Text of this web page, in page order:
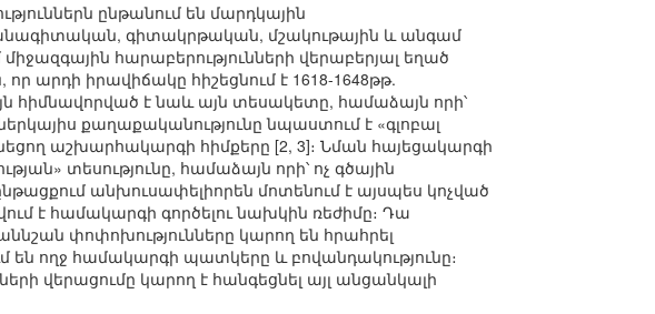
ընթանում են մարդկային
գիտակրթական, մշակութային և անգամ
հարաբերությունների վերաբերյալ եղած
արդի իրավիճակը հիշեցնում է 1618-1648թթ.
հիմնավորված է նաև այն տեսակետը, համաձայն որի՝
քաղաքականությունը նպաստում է «գլոբալ
աշխարհակարգի հիմքերը [2, 3]։ Նման հայեցակարգի
տեսությունը, համաձայն որի՝ ոչ գծային
անխուսափելիորեն մոտենում է այսպես կոչված
է համակարգի գործելու նախկին ռեժիմը։ Դա
փոփոխությունները կարող են հրահրել
ողջ համակարգի պատկերը և բովանդակությունը։
վերացումը կարող է հանգեցնել այլ անցանկալի